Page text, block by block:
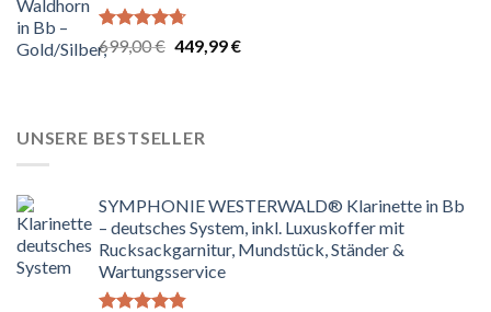
Bewertet
mit 4.67
699,00€ Ursprünglicher
449,99€Aktueller
UNSERE BESTSELLER
SYMPHONIE WESTERWALD® Klarinette in Bb
– deutsches System, inkl. Luxuskoffer mit
Rucksackgarnitur, Mundstück, Ständer &
Wartungsservice